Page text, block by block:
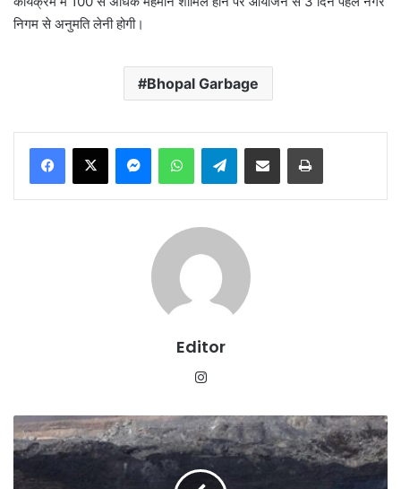
निगम से अनुमति लेनी होगी।
Bhopal Garbage
MessengerWhatsAppTelegramShare via Email Print
Editor
अडाणी
ग्रुप
समेत
6